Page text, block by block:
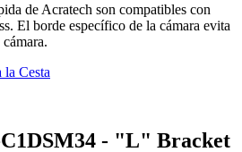
de Acratech son compatibles con
El borde específico de la cámara evita
la Cesta
- "L" Bracket